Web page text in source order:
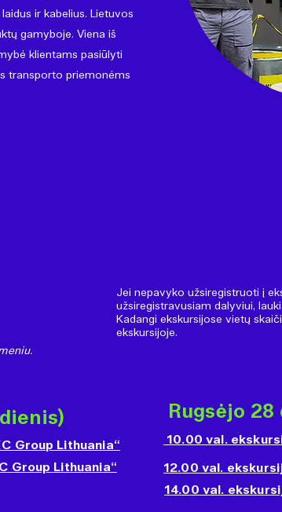
ir kabelius. Lietuvos
gamyboje. Viena iš
klientams pasiūlyti
transporto priemonėms
Jei nepavyko užsiregistruoti į
užsiregistravusiam dalyviui,
Kadangi ekskursijose vietų
ekskursijoje.
Group Lithuania“
Group Lithuania“ 12.00 val.
14.00 val.
10.00 val.
Rugsėjo